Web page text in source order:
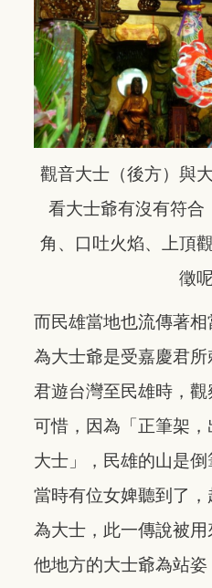
觀音大士（後方）與
看大士爺有沒有符合
角、口吐火焰、上頂
徵
而民雄當地也流傳著
為大士爺是受嘉慶君
君遊台灣至民雄時，
可惜，因為「正筆架
大士」，民雄的山是倒
當時有位女婢聽到了
為大士，此一傳說被
他地方的大士爺為站